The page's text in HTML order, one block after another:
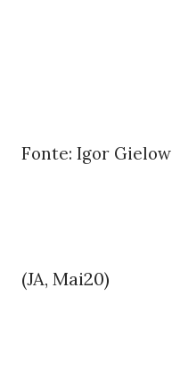
Fonte: Igor Gielow
(JA, Mai20)